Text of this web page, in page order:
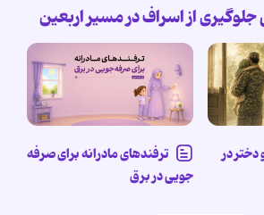
از اسراف در مسیر اربعین
دختر در
ترفندهای مادرانه برای صرفه
جویی در برق